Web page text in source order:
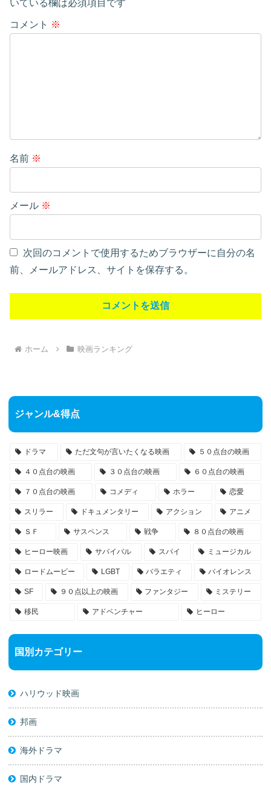
いている欄は必須項目です
コメント ※
名前 ※
メール ※
次回のコメントで使用するためブラウザーに自分の名
前、メールアドレス、サイトを保存する。
ホーム 映画ランキング
ジャンル&得点
ドラマ ただ文句が言いたくなる映画 ５０点台の映画
４０点台の映画 ３０点台の映画 ６０点台の映画
７０点台の映画 コメディ ホラー 恋愛
スリラー ドキュメンタリー アクション アニメ
ＳＦ サスペンス 戦争 ８０点台の映画
ヒーロー映画 サバイバル スパイ ミュージカル
ロードムービー LGBT バラエティ バイオレンス
SF ９０点以上の映画 ファンタジー ミステリー
移民 アドベンチャー ヒーロー
国別カテゴリー
ハリウッド映画
邦画
海外ドラマ
国内ドラマ